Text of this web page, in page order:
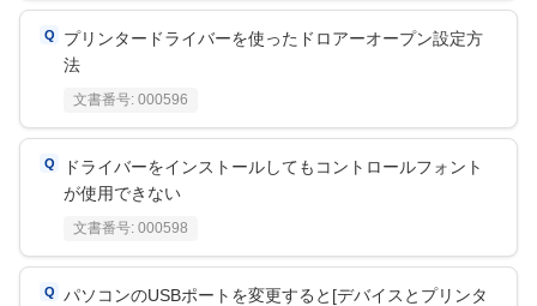
プリンタードライバーを使ったドロアーオープン設定方
法
文書番号: 000596
ドライバーをインストールしてもコントロールフォント
が使用できない
文書番号: 000598
パソコンのUSBポートを変更すると[デバイスとプリンタ